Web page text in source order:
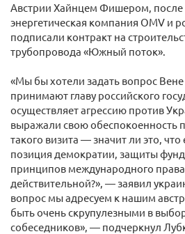
Австрии Хайнцем Фишером, после
энергетическая компания OMV и
подписали контракт на
трубопровода «Южный поток».
«Мы бы хотели задать вопрос
принимают главу российского
осуществляет агрессию против
выражали свою обеспокоенность
такого визита — значит ли это,
позиция демократии, защиты
принципов международного
действительной?», — заявил
вопрос мы адресуем к нашим
быть очень скрупулезными в
собеседников», — подчеркнул